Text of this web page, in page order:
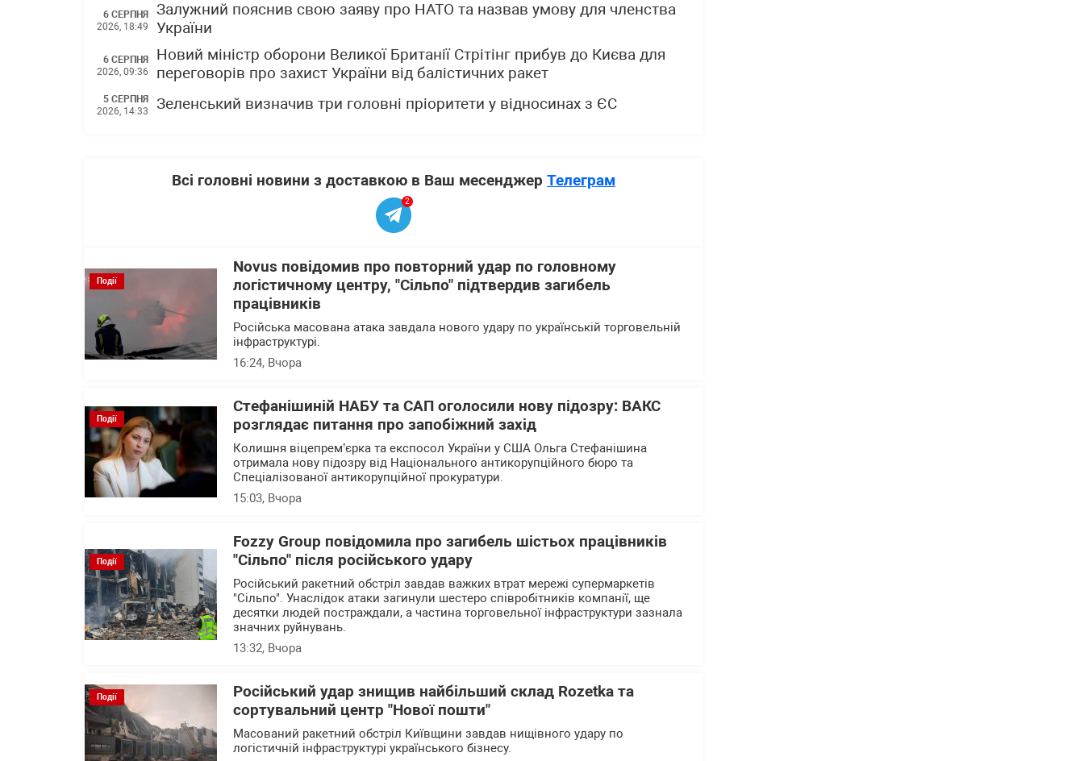
6 СЕРПНЯ
2026, 18:49
Залужний пояснив свою заяву про НАТО та назвав умову для членства
України
6 СЕРПНЯ
2026, 09:36
Новий міністр оборони Великої Британії Стрітінг прибув до Києва для
переговорів про захист України від балістичних ракет
5 СЕРПНЯ
2026, 14:33
Зеленський визначив три головні пріоритети у відносинах з ЄС
Всі головні новини з доставкою в Ваш месенджер Телеграм
2
Події
Novus повідомив про повторний удар по головному
логістичному центру, "Сільпо" підтвердив загибель
працівників
Російська масована атака завдала нового удару по українській торговельній
інфраструктурі.
16:24, Вчора
Події
Стефанішиній НАБУ та САП оголосили нову підозру: ВАКС
розглядає питання про запобіжний захід
Колишня віцепрем’єрка та експосол України у США Ольга Стефанішина
отримала нову підозру від Національного антикорупційного бюро та
Спеціалізованої антикорупційної прокуратури.
15:03, Вчора
Події
Fozzy Group повідомила про загибель шістьох працівників
"Сільпо" після російського удару
Російський ракетний обстріл завдав важких втрат мережі супермаркетів
"Сільпо". Унаслідок атаки загинули шестеро співробітників компанії, ще
десятки людей постраждали, а частина торговельної інфраструктури зазнала
значних руйнувань.
13:32, Вчора
Події
Російський удар знищив найбільший склад Rozetka та
сортувальний центр "Нової пошти"
Масований ракетний обстріл Київщини завдав нищівного удару по
логістичній інфраструктурі українського бізнесу.